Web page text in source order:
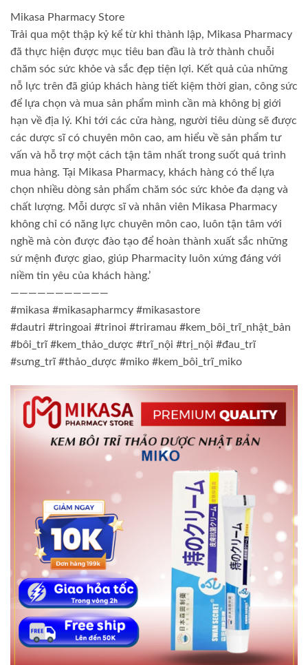
Mikasa Pharmacy Store
Trải qua một thập kỷ kể từ khi thành lập, Mikasa Pharmacy
đã thực hiện được mục tiêu ban đầu là trở thành chuỗi
chăm sóc sức khỏe và sắc đẹp tiện lợi. Kết quả của những
nỗ lực trên đã giúp khách hàng tiết kiệm thời gian, công sức
để lựa chọn và mua sản phẩm mình cần mà không bị giới
hạn về địa lý. Khi tới các cửa hàng, người tiêu dùng sẽ được
các dược sĩ có chuyên môn cao, am hiểu về sản phẩm tư
vấn và hỗ trợ một cách tận tâm nhất trong suốt quá trình
mua hàng. Tại Mikasa Pharmacy, khách hàng có thể lựa
chọn nhiều dòng sản phẩm chăm sóc sức khỏe đa dạng và
chất lượng. Mỗi dược sĩ và nhân viên Mikasa Pharmacy
không chỉ có năng lực chuyên môn cao, luôn tận tâm với
nghề mà còn được đào tạo để hoàn thành xuất sắc những
sứ mệnh được giao, giúp Pharmacity luôn xứng đáng với
niềm tin yêu của khách hàng.’
———————————
#mikasa #mikasapharmcy #mikasastore
#dautri #tringoai #trinoi #triramau #kem_bôi_trĩ_nhật_bản
#bôi_trĩ #kem_thảo_dược #trĩ_nội #trị_nội #đau_trĩ
#sưng_trĩ #thảo_dược #miko #kem_bôi_trĩ_miko